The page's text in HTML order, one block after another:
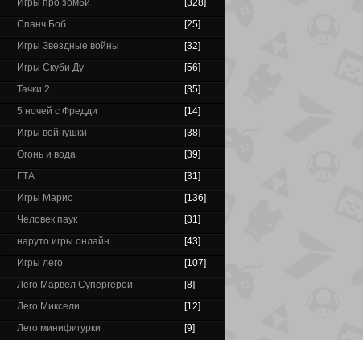
Игры про зомби
[328]
Спанч Боб
[25]
Игры Звездные войны
[32]
Игры Скуби Ду
[56]
Тачки 2
[35]
5 ночей с Фредди
[14]
Игры войнушки
[38]
Огонь и вода
[39]
ГТА
[31]
Игры Марио
[136]
Человек паук
[31]
наруто игры онлайн
[43]
Игры лего
[107]
Лего Марвел Супергерои
[8]
Лего Миксели
[12]
Лего минифигурки
[9]